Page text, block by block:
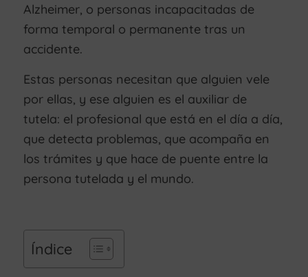
Alzheimer, o personas incapacitadas de
forma temporal o permanente tras un
accidente.
Estas personas necesitan que alguien vele
por ellas, y ese alguien es el auxiliar de
tutela: el profesional que está en el día a día,
que detecta problemas, que acompaña en
los trámites y que hace de puente entre la
persona tutelada y el mundo.
Índice